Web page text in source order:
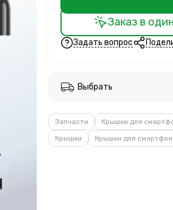
Заказ в
Задать вопрос
Выбрать
Запчасти Крышки для
Крышки
Крышки для